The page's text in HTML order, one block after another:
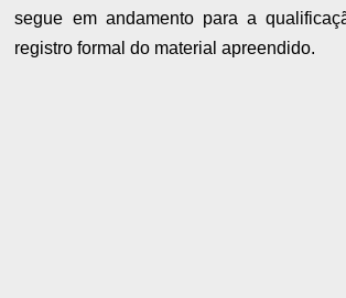
segue em andamento para a
registro formal do material apreendido.